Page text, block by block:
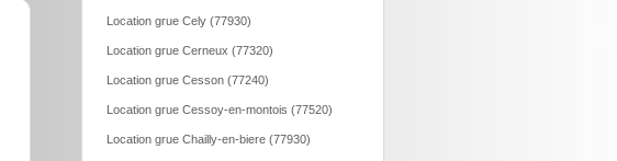
Location grue Cely (77930)
Location grue Cerneux (77320)
Location grue Cesson (77240)
Location grue Cessoy-en-montois (77520)
Location grue Chailly-en-biere (77930)